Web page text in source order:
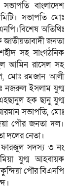
বাংলাদেশ
সভাপতি মোঃ
অতিথিঃ
জনতা
শহীদ সহ সাংগঠনিক
আমিন রাসেল সহ
মোঃ রমজান আলী
নজরুল ইসলাম যুগ্ম
হক ছানু যুগ্ম
সভাপতি, মোঃ
পৌর জনতা দল।
দলের নেতা।
সদস্য ৩ নং
যুগ্ম আহবায়ক
পৌর বিএনপি